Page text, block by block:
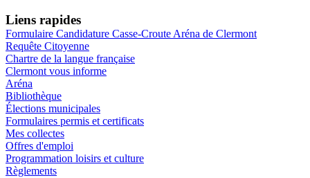
Liens rapides
Formulaire Candidature Casse-Croute Aréna de Clermont
Requête Citoyenne
Chartre de la langue française
Clermont vous informe
Aréna
Bibliothèque
Élections municipales
Formulaires permis et certificats
Mes collectes
Offres d'emploi
Programmation loisirs et culture
Règlements